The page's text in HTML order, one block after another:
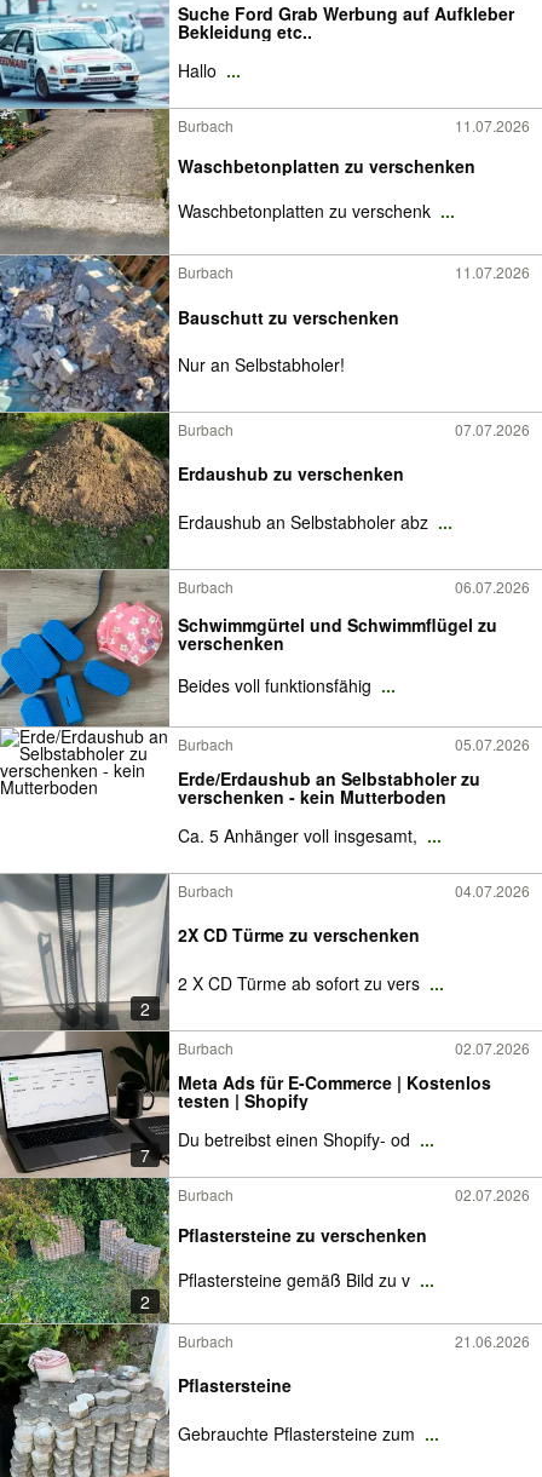
Suche Ford Grab Werbung auf Aufkleber
Bekleidung etc..
Hallo ...
Burbach 11.07.2026
Waschbetonplatten zu verschenken
Waschbetonplatten zu verschenk ...
Burbach 11.07.2026
Bauschutt zu verschenken
Nur an Selbstabholer!
Burbach 07.07.2026
Erdaushub zu verschenken
Erdaushub an Selbstabholer abz ...
Burbach 06.07.2026
Schwimmgürtel und Schwimmflügel zu
verschenken
Beides voll funktionsfähig ...
Burbach 05.07.2026
Erde/Erdaushub an Selbstabholer zu
verschenken - kein Mutterboden
Ca. 5 Anhänger voll insgesamt, ...
2
Burbach 04.07.2026
2X CD Türme zu verschenken
2 X CD Türme ab sofort zu vers ...
7
Burbach 02.07.2026
Meta Ads für E-Commerce | Kostenlos
testen | Shopify
Du betreibst einen Shopify- od ...
2
Burbach 02.07.2026
Pflastersteine zu verschenken
Pflastersteine gemäß Bild zu v ...
Burbach 21.06.2026
Pflastersteine
Gebrauchte Pflastersteine zum ...